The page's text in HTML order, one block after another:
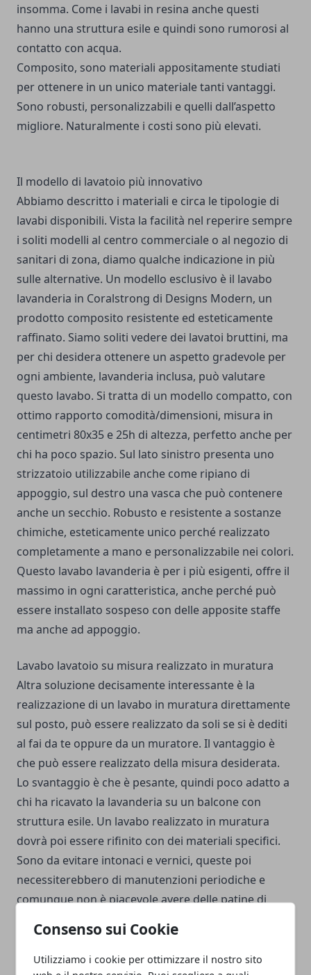
Consenso sui Cookie
Utilizziamo i cookie per ottimizzare il nostro sito
insomma. Come i lavabi in resina anche questi
hanno una struttura esile e quindi sono rumorosi al
contatto con acqua.
Composito, sono materiali appositamente studiati
per ottenere in un unico materiale tanti vantaggi.
Sono robusti, personalizzabili e quelli dall’aspetto
migliore. Naturalmente i costi sono più elevati.
Il modello di lavatoio più innovativo
Abbiamo descritto i materiali e circa le tipologie di
lavabi disponibili. Vista la facilità nel reperire sempre
i soliti modelli al centro commerciale o al negozio di
sanitari di zona, diamo qualche indicazione in più
sulle alternative. Un modello esclusivo è il lavabo
lavanderia in Coralstrong di Designs Modern, un
prodotto composito resistente ed esteticamente
raffinato. Siamo soliti vedere dei lavatoi bruttini, ma
per chi desidera ottenere un aspetto gradevole per
ogni ambiente, lavanderia inclusa, può valutare
questo lavabo. Si tratta di un modello compatto, con
ottimo rapporto comodità/dimensioni, misura in
centimetri 80x35 e 25h di altezza, perfetto anche per
chi ha poco spazio. Sul lato sinistro presenta uno
strizzatoio utilizzabile anche come ripiano di
appoggio, sul destro una vasca che può contenere
anche un secchio. Robusto e resistente a sostanze
chimiche, esteticamente unico perché realizzato
completamente a mano e personalizzabile nei colori.
Questo lavabo lavanderia è per i più esigenti, offre il
massimo in ogni caratteristica, anche perché può
essere installato sospeso con delle apposite staffe
ma anche ad appoggio.
Lavabo lavatoio su misura realizzato in muratura
Altra soluzione decisamente interessante è la
realizzazione di un lavabo in muratura direttamente
sul posto, può essere realizzato da soli se si è dediti
al fai da te oppure da un muratore. Il vantaggio è
che può essere realizzato della misura desiderata.
Lo svantaggio è che è pesante, quindi poco adatto a
chi ha ricavato la lavanderia su un balcone con
struttura esile. Un lavabo realizzato in muratura
dovrà poi essere rifinito con dei materiali specifici.
Sono da evitare intonaci e vernici, queste poi
necessiterebbero di manutenzioni periodiche e
comunque non è piacevole avere delle patine di
utilizzare un kit specifico come ad esempio la resina
Infinity con il protettivo Glass Block 2k che resiste